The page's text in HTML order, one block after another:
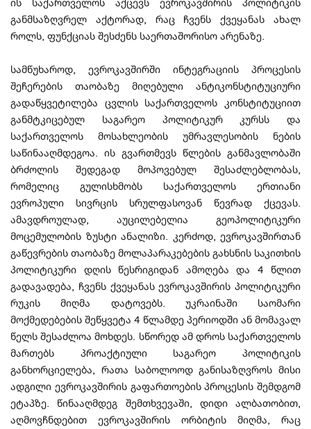
განმსაზღვრელ აქტორად, რაც ჩვენს ქვეყანას ახალ
როლს, ფუნქციას შესძენს საერთაშორისო არენაზე.
სამწუხაროდ, ევროკავშირში ინტეგრაციის პროცესის
შეჩერების თაობაზე მიღებული ანტიკონსტიტუციური
გადაწყვეტილება ცვლის საქართველოს კონსტიტუციით
განმტკიცებულ საგარეო პოლიტიკურ კურსს და
საქართველოს მოსახლეობის უმრავლესობის ნების
საწინააღმდეგოა. ის გვართმევს წლების განმავლობაში
ბრძოლის შედეგად მოპოვებულ შესაძლებლობას,
რომელიც გულისხმობს საქართველოს ერთიანი
ევროპული სივრცის სრულფასოვან წევრად ქცევას.
ამავდროულად, აუცილებელია გეოპოლიტიკური
მოცემულობის ზუსტი ანალიზი. კერძოდ, ევროკავშირთან
გაწევრების თაობაზე მოლაპარაკებების გახსნის საკითხის
პოლიტიკური დღის წესრიგიდან ამოღება და 4 წლით
გადავადება, ჩვენს ქვეყანას ევროკავშირის პოლიტიკური
რუკის მიღმა დატოვებს. უკრაინაში საომარი
მოქმედებების შეწყვეტა 4 წლამდე პერიოდში ან მომავალ
წელს შესაძლოა მოხდეს. სწორედ ამ დროს საქართველოს
მართებს პროაქტიული საგარეო პოლიტიკის
განხორციელება, რათა საბოლოოდ განისაზღვროს მისი
ადგილი ევროკავშირის გაფართოების პროცესის შემდგომ
ეტაპზე. წინააღმდეგ შემთხვევაში, დიდი ალბათობით,
აღმოვჩნდებით ევროკავშირის ორბიტის მიღმა, რაც